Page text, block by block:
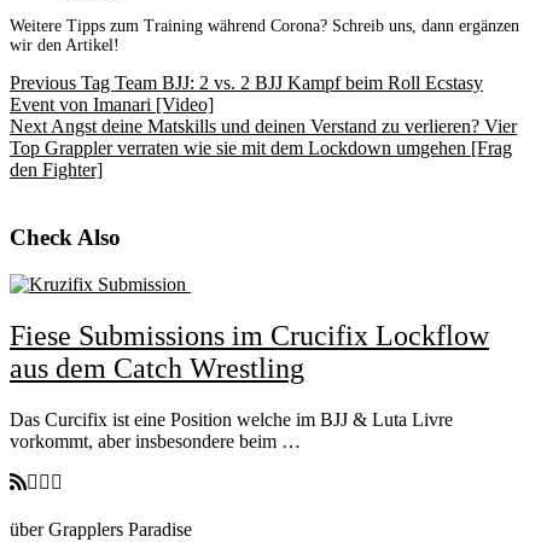
Weitere Tipps zum Training während Corona? Schreib uns, dann ergänzen
wir den Artikel!
Previous Tag Team BJJ: 2 vs. 2 BJJ Kampf beim Roll Ecstasy
Event von Imanari [Video]
Next Angst deine Matskills und deinen Verstand zu verlieren? Vier
Top Grappler verraten wie sie mit dem Lockdown umgehen [Frag
den Fighter]
Check Also
Fiese Submissions im Crucifix Lockflow
aus dem Catch Wrestling
Das Curcifix ist eine Position welche im BJJ & Luta Livre
vorkommt, aber insbesondere beim …
über Grapplers Paradise